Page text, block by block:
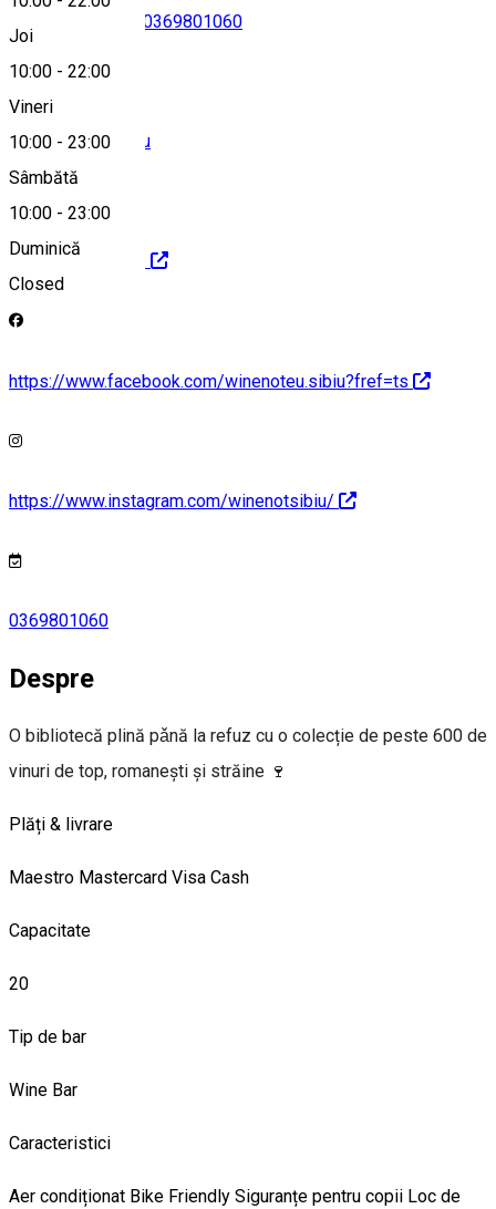
Joi
10:00 - 22:00
Vineri
10:00 - 23:00
Sâmbătă
10:00 - 23:00
Duminică
Closed
0369801060
office@winenot.eu
http://winenot.eu/
https://www.facebook.com/winenoteu.sibiu?fref=ts
https://www.instagram.com/winenotsibiu/
0369801060
Despre
O bibliotecă plină pǎnă la refuz cu o colecție de peste 600 de
vinuri de top, romanești și străine 🍷
Plăți & livrare
Maestro Mastercard Visa Cash
Capacitate
20
Tip de bar
Wine Bar
Caracteristici
Aer condiționat Bike Friendly Siguranțe pentru copii Loc de